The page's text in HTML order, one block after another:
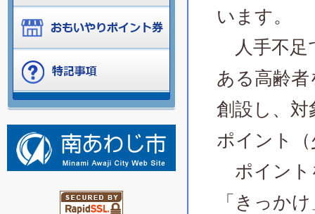
います。
人手不足
ある高齢
創設し、
ポイント
ポイント
「きっか